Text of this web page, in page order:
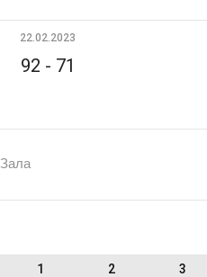
22.02.2023
92 - 71
Зала
1 2 3